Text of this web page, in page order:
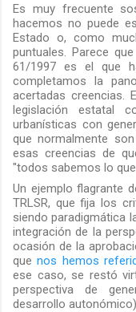
Es muy frecuente
hacemos no puede
Estado o, como
puntuales. Parece
61/1997 es el que
completamos la
acertadas creencias.
legislación estatal
urbanísticas con
que normalmente
esas creencias de
"todos sabemos lo
Un ejemplo flagrante
TRLSR, que fija los
siendo paradigmática
integración de la
ocasión de la
que nos hemos
ese caso, se restó
perspectiva de
desarrollo